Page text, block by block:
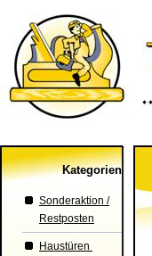
Kategorien
Sonderaktion /
Restposten
Haustüren